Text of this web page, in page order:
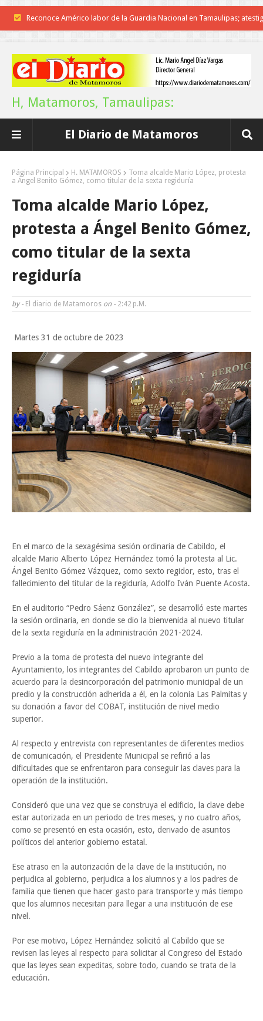
Reconoce Américo labor de la Guardia Nacional en Tamaulipas;
Brindará Familia UAT un moderno espacio con sentido humano en
A Tamaulipas…le llueve sobre mojado
Instala Sector Salud Comité Estatal de Calidad en Salud para
colonia Carlos Salinas de Gortari
La UAT, Gobierno del Estado y ganaderos consolidan proyecto
familias de Matamoros
La ONU publica Segundo Informe Subnacional de Tamaulipas
Disney reconoce a nivel mundial talento de estudiante de la UAT
Ayuntamiento entrega apoyos del programa "Ruta Segura,
la Educación"
Sabado, 8 Agosto
H, Matamoros, Tamaulipas:
El Diario de Matamoros
Página Principal H. MATAMOROS
Toma alcalde Mario López, protesta
a Ángel Benito Gómez, como titular de la sexta regiduría
Toma alcalde Mario López,
protesta a Ángel Benito Gómez,
como titular de la sexta
regiduría
by - El diario de Matamoros on - 2:42 P.m.
Martes 31 de octubre de 2023
En el marco de la sexagésima sesión ordinaria de Cabildo, el
alcalde Mario Alberto López Hernández tomó la protesta al Lic.
Ángel Benito Gómez Vázquez, como sexto regidor, esto, tras el
fallecimiento del titular de la regiduría, Adolfo Iván Puente Acosta.
En el auditorio “Pedro Sáenz González”, se desarrolló este martes
la sesión ordinaria, en donde se dio la bienvenida al nuevo titular
de la sexta regiduría en la administración 2021-2024.
Previo a la toma de protesta del nuevo integrante del
Ayuntamiento, los integrantes del Cabildo aprobaron un punto de
acuerdo para la desincorporación del patrimonio municipal de un
predio y la construcción adherida a él, en la colonia Las Palmitas y
su donación a favor del COBAT, institución de nivel medio
superior.
Al respecto y entrevista con representantes de diferentes medios
de comunicación, el Presidente Municipal se refirió a las
dificultades que se enfrentaron para conseguir las claves para la
operación de la institución.
Consideró que una vez que se construya el edificio, la clave debe
estar autorizada en un periodo de tres meses, y no cuatro años,
como se presentó en esta ocasión, esto, derivado de asuntos
políticos del anterior gobierno estatal.
Ese atraso en la autorización de la clave de la institución, no
perjudica al gobierno, perjudica a los alumnos y a los padres de
familia que tienen que hacer gasto para transporte y más tiempo
que los alumnos necesitan para llegar a una institución de ese
nivel.
Por ese motivo, López Hernández solicitó al Cabildo que se
revisen las leyes al respecto para solicitar al Congreso del Estado
que las leyes sean expeditas, sobre todo, cuando se trata de la
educación.